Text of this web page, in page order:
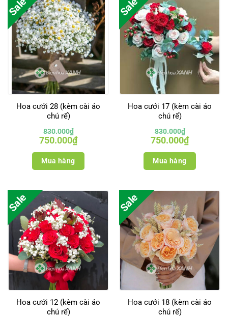
Sale
Hoa cưới 28 (kèm cài áo
chú rể)
830.000₫
Giá
gốc
là:
830.000₫.
750.000₫Giá
hiện
tại
Mua hàng
Sale
Hoa cưới 17 (kèm cài áo
chú rể)
830.000₫
Giá
gốc
là:
830.000₫.
750.000₫Giá
hiện
tại
Mua hàng
Sale
Hoa cưới 12 (kèm cài áo
chú rể)
Sale
Hoa cưới 18 (kèm cài áo
chú rể)